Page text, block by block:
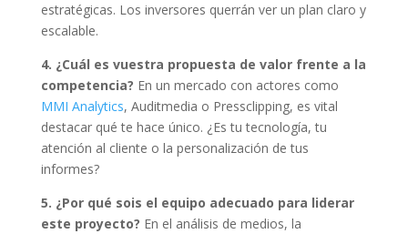
estratégicas. Los inversores querrán ver un plan claro y
escalable.
4. ¿Cuál es vuestra propuesta de valor frente a la
competencia? En un mercado con actores como
MMI Analytics, Auditmedia o Pressclipping, es vital
destacar qué te hace único. ¿Es tu tecnología, tu
atención al cliente o la personalización de tus
informes?
5. ¿Por qué sois el equipo adecuado para liderar
este proyecto? En el análisis de medios, la